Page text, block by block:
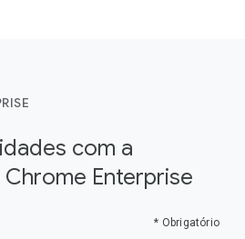
com a
Enterprise
* Obrigatório